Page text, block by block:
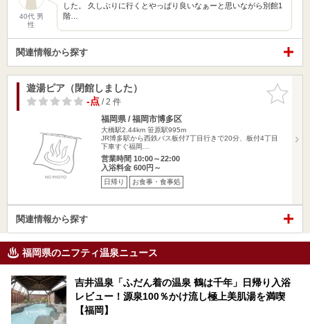
40代 男
性
した。 久しぶりに行くとやっぱり良いなぁーと思いながら別館1
階…
関連情報から探す
お気に入
りに追加
遊湯ピア（閉館しました）
-点/ 2 件
福岡県 / 福岡市博多区
大橋駅2.44km 笹原駅995m
JR博多駅から西鉄バス板付7丁目行きで20分、板付4丁目
下車すぐ福岡…
営業時間 10:00～22:00
入浴料金 600円～
日帰り お食事・食事処
関連情報から探す
福岡県のニフティ温泉ニュース
吉井温泉「ふだん着の温泉 鶴は千年」日帰り入浴
レビュー！源泉100％かけ流し極上美肌湯を満喫
【福岡】